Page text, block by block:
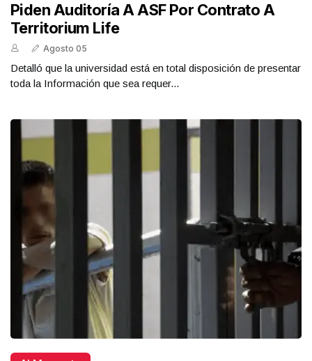
Piden Auditoría A ASF Por Contrato A
Territorium Life
Agosto 05
Detalló que la universidad está en total disposición de presentar
toda la Información que sea requer...